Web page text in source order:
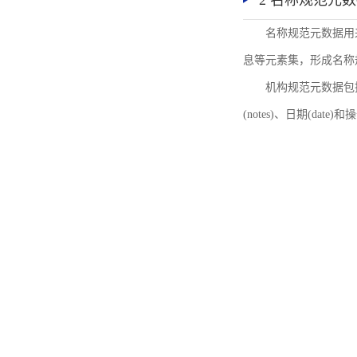
名称规范元数据
息等元素集，形成名
机构规范元数据
(notes)、日期(date)和